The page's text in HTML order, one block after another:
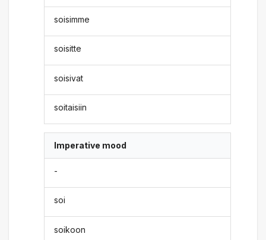
soisimme
soisitte
soisivat
soitaisiin
Imperative mood
-
soi
soikoon